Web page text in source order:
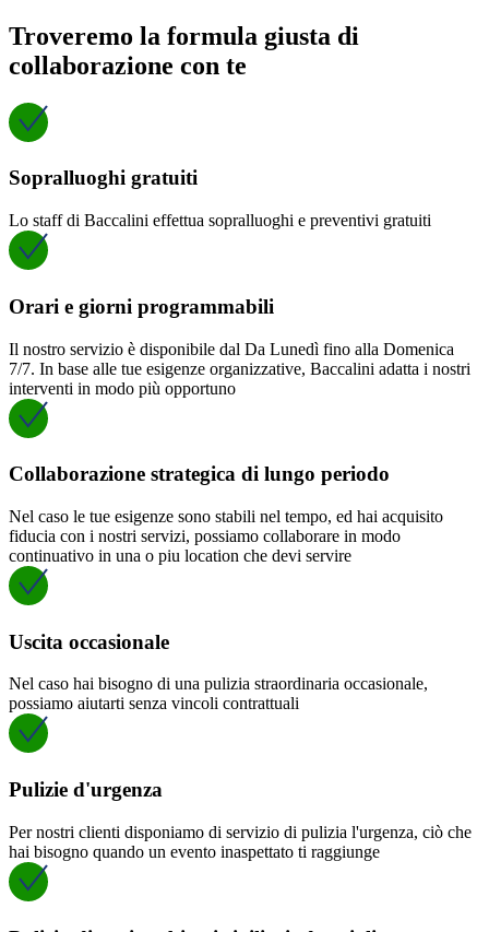
Troveremo la formula giusta di
collaborazione con te
Sopralluoghi gratuiti
Lo staff di Baccalini effettua sopralluoghi e preventivi gratuiti
Orari e giorni programmabili
Il nostro servizio è disponibile dal Da Lunedì fino alla Domenica
7/7. In base alle tue esigenze organizzative, Baccalini adatta i nostri
interventi in modo più opportuno
Collaborazione strategica di lungo periodo
Nel caso le tue esigenze sono stabili nel tempo, ed hai acquisito
fiducia con i nostri servizi, possiamo collaborare in modo
continuativo in una o piu location che devi servire
Uscita occasionale
Nel caso hai bisogno di una pulizia straordinaria occasionale,
possiamo aiutarti senza vincoli contrattuali
Pulizie d'urgenza
Per nostri clienti disponiamo di servizio di pulizia l'urgenza, ciò che
hai bisogno quando un evento inaspettato ti raggiunge